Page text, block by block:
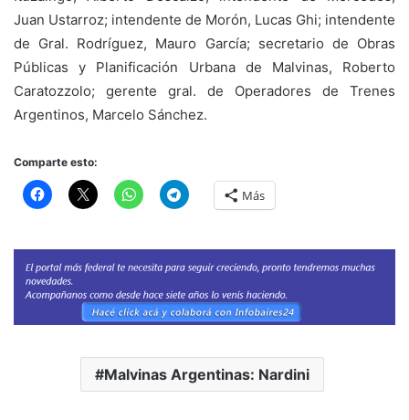
Juan Ustarroz; intendente de Morón, Lucas Ghi; intendente
de Gral. Rodríguez, Mauro García; secretario de Obras
Públicas y Planificación Urbana de Malvinas, Roberto
Caratozzolo; gerente gral. de Operadores de Trenes
Argentinos, Marcelo Sánchez.
Comparte esto:
Más
Malvinas Argentinas: Nardini